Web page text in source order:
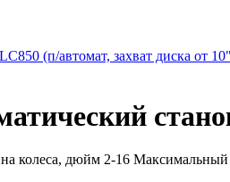
(п/автомат, захват диска от
колеса, дюйм 2-16 Максимальный